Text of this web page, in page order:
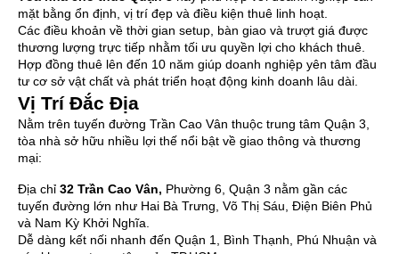
mặt bằng ổn định, vị trí đẹp và điều kiện thuê linh hoạt.
Các điều khoản về thời gian setup, bàn giao và trượt giá được
thương lượng trực tiếp nhằm tối ưu quyền lợi cho khách thuê.
Hợp đồng thuê lên đến 10 năm giúp doanh nghiệp yên tâm đầu
tư cơ sở vật chất và phát triển hoạt động kinh doanh lâu dài.
Vị Trí Đắc Địa
Nằm trên tuyến đường Trần Cao Vân thuộc trung tâm Quận 3,
tòa nhà sở hữu nhiều lợi thế nổi bật về giao thông và thương
mại:
Địa chỉ 32 Trần Cao Vân, Phường 6, Quận 3 nằm gần các
tuyến đường lớn như Hai Bà Trưng, Võ Thị Sáu, Điện Biên Phủ
và Nam Kỳ Khởi Nghĩa.
Dễ dàng kết nối nhanh đến Quận 1, Bình Thạnh, Phú Nhuận và